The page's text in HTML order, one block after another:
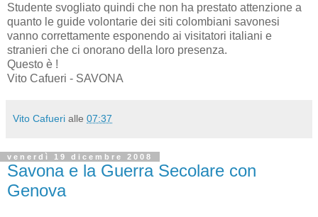
Studente svogliato quindi che non ha prestato attenzione a
quanto le guide volontarie dei siti colombiani savonesi
vanno correttamente esponendo ai visitatori italiani e
stranieri che ci onorano della loro presenza.
Questo è !
Vito Cafueri - SAVONA
Vito Cafueri alle 07:37
venerdì 19 dicembre 2008
Savona e la Guerra Secolare con
Genova